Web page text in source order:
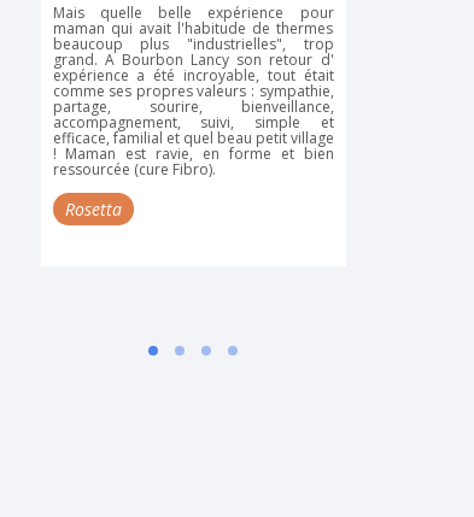
Mais quelle belle expérience pour
maman qui avait l'habitude de thermes
beaucoup plus "industrielles", trop
grand. A Bourbon Lancy son retour d'
expérience a été incroyable, tout était
comme ses propres valeurs : sympathie,
partage, sourire, bienveillance,
accompagnement, suivi, simple et
efficace, familial et quel beau petit village
! Maman est ravie, en forme et bien
ressourcée (cure Fibro).
Rosetta